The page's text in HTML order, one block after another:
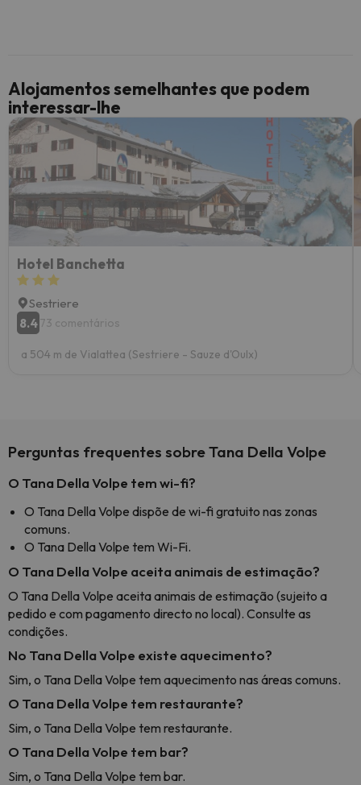
Alojamentos semelhantes que podem
interessar-lhe
Hotel Banchetta
Sestriere
8.473 comentários
a 504 m de Vialattea (Sestriere - Sauze d'Oulx)
Perguntas frequentes sobre Tana Della Volpe
O Tana Della Volpe tem wi-fi?
O Tana Della Volpe dispõe de wi-fi gratuito nas zonas
comuns.
O Tana Della Volpe tem Wi-Fi.
O Tana Della Volpe aceita animais de estimação?
O Tana Della Volpe aceita animais de estimação (sujeito a
pedido e com pagamento directo no local). Consulte as
condições.
No Tana Della Volpe existe aquecimento?
Sim, o Tana Della Volpe tem aquecimento nas áreas comuns.
O Tana Della Volpe tem restaurante?
Sim, o Tana Della Volpe tem restaurante.
O Tana Della Volpe tem bar?
Sim, o Tana Della Volpe tem bar.